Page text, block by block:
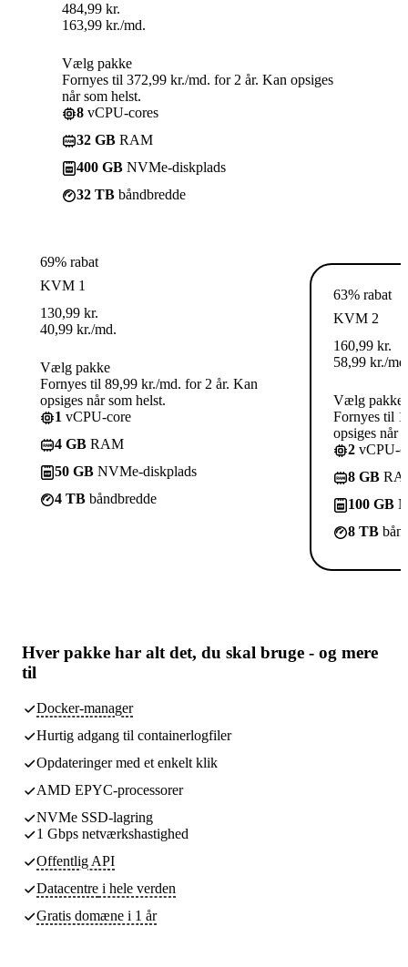
484,99 kr.
163,99 kr./md.
Vælg pakke
Fornyes til 372,99 kr./md. for 2 år. Kan opsiges
når som helst.
8 vCPU-cores
32 GB RAM
400 GB NVMe-diskplads
32 TB båndbredde
69% rabat
KVM 1
130,99 kr.
40,99 kr./md.
Vælg pakke
Fornyes til 89,99 kr./md. for 2 år. Kan
opsiges når som helst.
1 vCPU-core
4 GB RAM
50 GB NVMe-diskplads
4 TB båndbredde
63% rabat
KVM 2
160,99 kr.
58,99 kr./
Vælg pakke
Fornyes til
opsiges når
2 vCPU-
8 GB
100 GB
8 TB
Hver pakke har alt det, du skal bruge - og mere
til
Docker-manager
Hurtig adgang til containerlogfiler
Opdateringer med et enkelt klik
AMD EPYC-processorer
NVMe SSD-lagring
1 Gbps netværkshastighed
Offentlig API
Datacentre i hele verden
Gratis domæne i 1 år